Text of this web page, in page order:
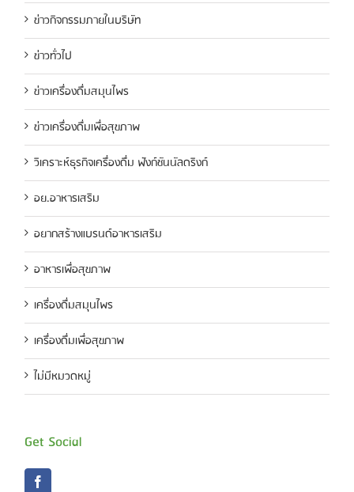
ข่าวกิจกรรมภายในบริษัท
ข่าวทั่วไป
ข่าวเครื่องดื่มสมุนไพร
ข่าวเครื่องดื่มเพื่อสุขภาพ
วิเคราะห์ธุรกิจเครื่องดื่ม ฟังก์ชันนัลดริงก์
อย.อาหารเสริม
อยากสร้างแบรนด์อาหารเสริม
อาหารเพื่อสุขภาพ
เครื่องดื่มสมุนไพร
เครื่องดื่มเพื่อสุขภาพ
ไม่มีหมวดหมู่
Get Social